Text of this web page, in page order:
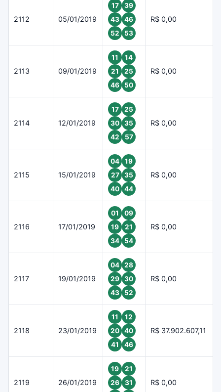
2112 05/01/2019
17
39
43
46
52
53
R$ 0,00
2113 09/01/2019
11
14
21
25
46
50
R$ 0,00
2114 12/01/2019
17
25
30
35
42
57
R$ 0,00
2115 15/01/2019
04
19
27
35
40
44
R$ 0,00
2116 17/01/2019
01
09
19
21
34
54
R$ 0,00
2117 19/01/2019
04
28
29
30
43
52
R$ 0,00
2118 23/01/2019
11
12
20
40
41
46
R$ 37.902.607,11
2119 26/01/2019
19
21
26
31
R$ 0,00